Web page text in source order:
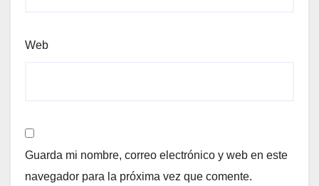
Web
Guarda mi nombre, correo electrónico y web en este
navegador para la próxima vez que comente.